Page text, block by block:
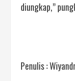
diungkap,”
Penulis :